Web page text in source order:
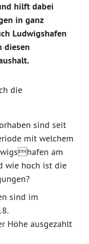
hilft dabei
in ganz
Ludwigshafen
diesen
die
sind seit
mit welchem
am
wie hoch ist die
sind im
Höhe ausgezahlt